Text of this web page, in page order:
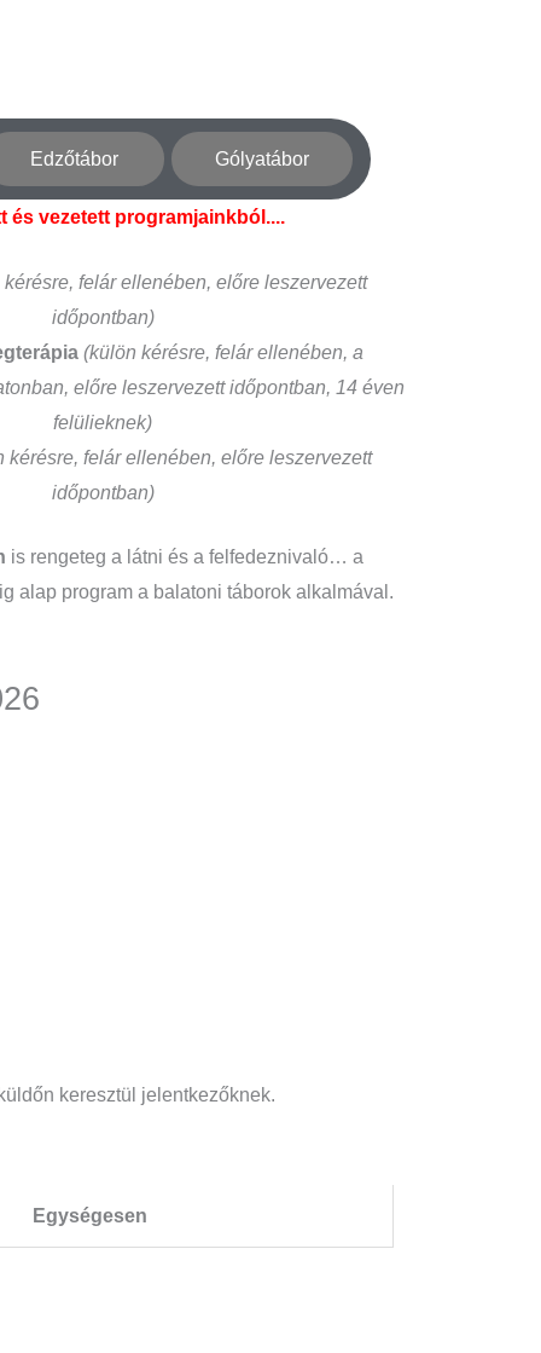
Edzőtábor Gólyatábor
és vezetett programjainkból....
kérésre, felár ellenében, előre leszervezett
időpontban)
(külön kérésre, felár ellenében, a
előre leszervezett időpontban, 14 éven
felülieknek)
kérésre, felár ellenében, előre leszervezett
időpontban)
is rengeteg a látni és a felfedeznivaló… a
alap program a balatoni táborok alkalmával.
keresztül jelentkezőknek.
Egységesen